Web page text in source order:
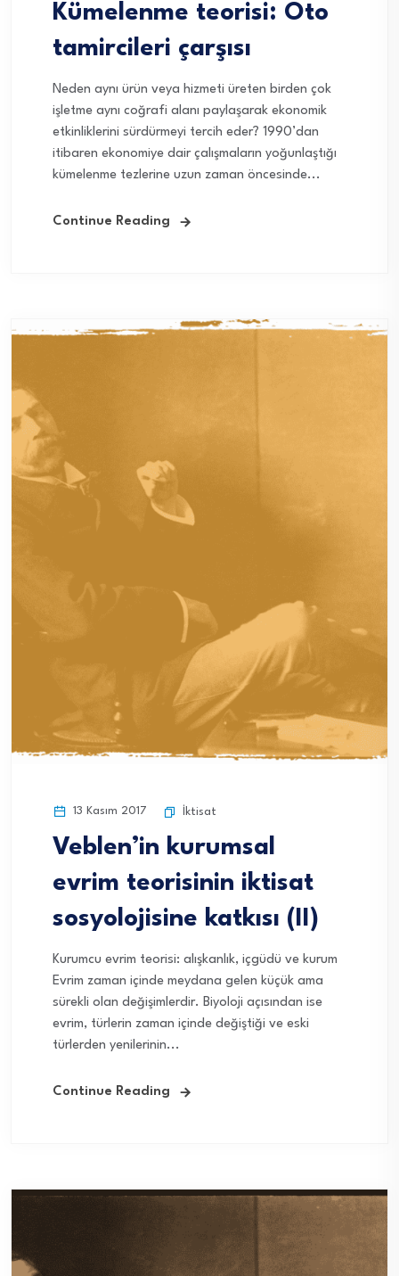
Kümelenme teorisi: Oto
tamircileri çarşısı
Neden aynı ürün veya hizmeti üreten birden çok
işletme aynı coğrafi alanı paylaşarak ekonomik
etkinliklerini sürdürmeyi tercih eder? 1990’dan
itibaren ekonomiye dair çalışmaların yoğunlaştığı
kümelenme tezlerine uzun zaman öncesinde...
Continue Reading
13 Kasım 2017 İktisat
Veblen’in kurumsal
evrim teorisinin iktisat
sosyolojisine katkısı (II)
Kurumcu evrim teorisi: alışkanlık, içgüdü ve kurum
Evrim zaman içinde meydana gelen küçük ama
sürekli olan değişimlerdir. Biyoloji açısından ise
evrim, türlerin zaman içinde değiştiği ve eski
türlerden yenilerinin...
Continue Reading